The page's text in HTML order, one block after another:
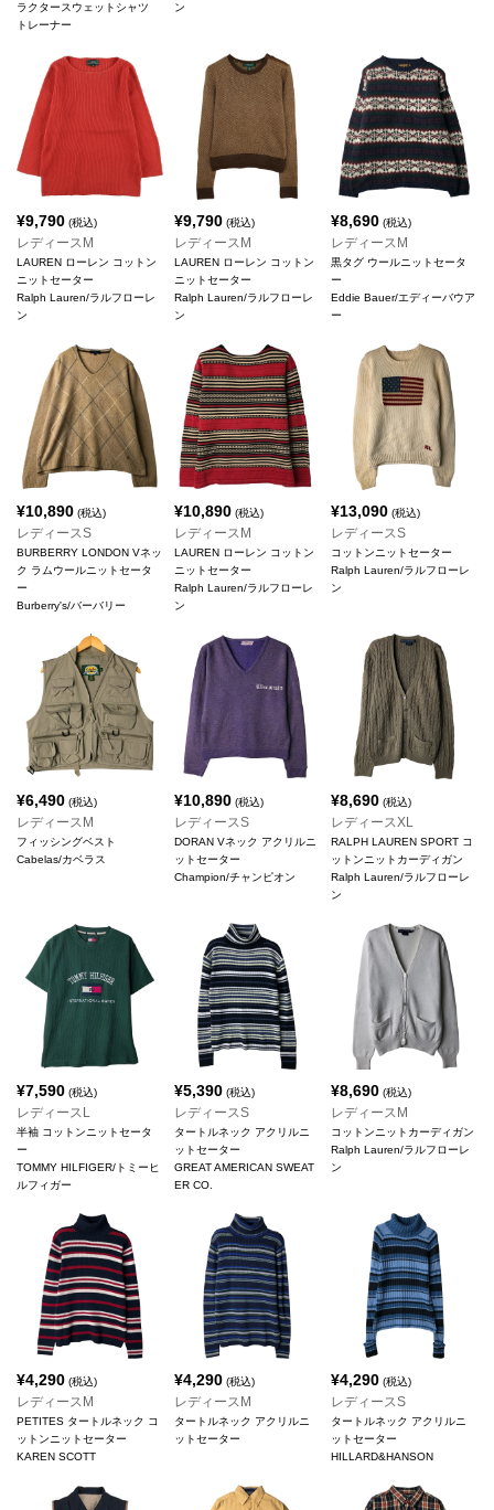
ラクタースウェットシャツ
トレーナー
ン
¥9,790 (税込)
レディースM
LAUREN ローレン コットン
ニットセーター
Ralph Lauren/ラルフローレ
ン
¥9,790(税込)
レディースM
LAUREN ローレン コットン
ニットセーター
Ralph Lauren/ラルフローレ
ン
¥8,690 (税込)
レディースM
黒タグ ウールニットセータ
ー
Eddie Bauer/エディーバウア
ー
¥10,890 (税込)
レディースS
BURBERRY LONDON Vネッ
ク ラムウールニットセータ
ー
Burberry's/バーバリー
¥10,890(税込)
レディースM
LAUREN ローレン コットン
ニットセーター
Ralph Lauren/ラルフローレ
ン
¥13,090 (税込)
レディースS
コットンニットセーター
Ralph Lauren/ラルフローレ
ン
¥6,490 (税込)
レディースM
フィッシングベスト
Cabelas/カベラス
¥10,890(税込)
レディースS
DORAN Vネック アクリルニ
ットセーター
Champion/チャンピオン
¥8,690 (税込)
レディースXL
RALPH LAUREN SPORT コ
ットンニットカーディガン
Ralph Lauren/ラルフローレ
ン
¥7,590 (税込)
レディースL
半袖 コットンニットセータ
ー
TOMMY HILFIGER/トミーヒ
ルフィガー
¥5,390(税込)
レディースS
タートルネック アクリルニ
ットセーター
GREAT AMERICAN SWEAT
ER CO.
¥8,690 (税込)
レディースM
コットンニットカーディガン
Ralph Lauren/ラルフローレ
ン
¥4,290 (税込)
レディースM
PETITES タートルネック コ
ットンニットセーター
KAREN SCOTT
¥4,290(税込)
レディースM
タートルネック アクリルニ
ットセーター
¥4,290 (税込)
レディースS
タートルネック アクリルニ
ットセーター
HILLARD&HANSON